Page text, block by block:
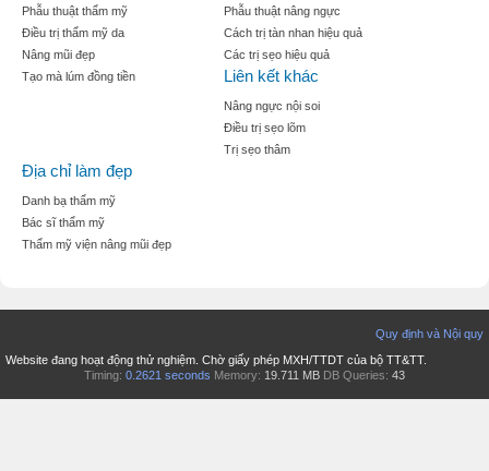
Phẫu thuật thẩm mỹ
Điều trị thẩm mỹ da
Nâng mũi đẹp
Tạo mà lúm đồng tiền
Phẫu thuật nâng ngực
Cách trị tàn nhan hiệu quả
Các trị sẹo hiệu quả
Liên kết khác
Nâng ngực nội soi
Điều trị sẹo lõm
Trị sẹo thâm
Địa chỉ làm đẹp
Danh bạ thẩm mỹ
Bác sĩ thẩm mỹ
Thẩm mỹ viện nâng mũi đẹp
Quy định và Nội quy
Website đang hoạt động thử nghiệm. Chờ giấy phép MXH/TTDT của bộ TT&TT.
Timing: 0.2621 seconds Memory: 19.711 MB DB Queries: 43